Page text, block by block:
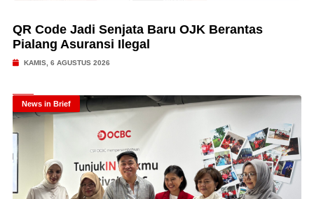
QR Code Jadi Senjata Baru OJK Berantas
Pialang Asuransi Ilegal
KAMIS, 6 AGUSTUS 2026
News in Brief